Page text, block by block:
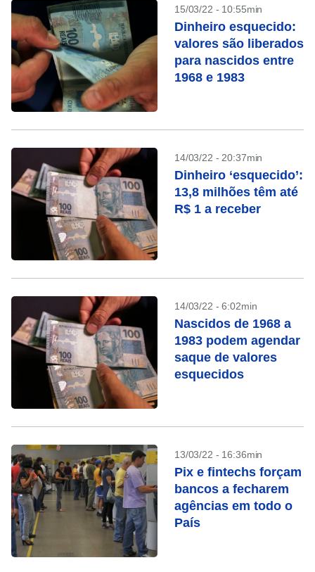
15/03/22 - 10:55min
Dinheiro esquecido:
valores são liberados
para nascidos entre
1968 e 1983
14/03/22 - 20:37min
Dinheiro ‘esquecido’:
13,8 milhões têm até
R$ 1 a receber
14/03/22 - 6:02min
Nascidos de 1968 a
1983 podem agendar
saque de valores
esquecidos
13/03/22 - 16:36min
Pix e fintechs forçam
bancos a fecharem
agências em todo o
País